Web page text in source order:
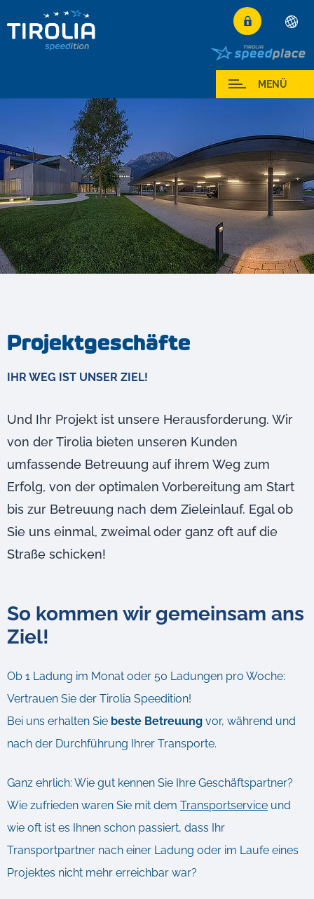
Deutsch
English
Français
Español
Polski
Česky
Magyar
Hrvatski
Română
MENÜ
Projektgeschäfte
IHR WEG IST UNSER ZIEL!
Und Ihr Projekt ist unsere Herausforderung. Wir
von der Tirolia bieten unseren Kunden
umfassende Betreuung auf ihrem Weg zum
Erfolg, von der optimalen Vorbereitung am Start
bis zur Betreuung nach dem Zieleinlauf. Egal ob
Sie uns einmal, zweimal oder ganz oft auf die
Straße schicken!
So kommen wir gemeinsam ans
Ziel!
Ob 1 Ladung im Monat oder 50 Ladungen pro Woche:
Vertrauen Sie der Tirolia Speedition!
Bei uns erhalten Sie beste Betreuung vor, während und
nach der Durchführung Ihrer Transporte.
Ganz ehrlich: Wie gut kennen Sie Ihre Geschäftspartner?
Wie zufrieden waren Sie mit dem Transportservice und
wie oft ist es Ihnen schon passiert, dass Ihr
Transportpartner nach einer Ladung oder im Laufe eines
Projektes nicht mehr erreichbar war?